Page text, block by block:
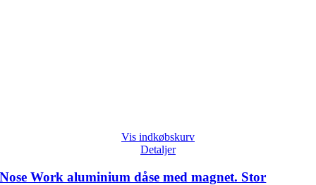
Vis indkøbskurv
Detaljer
Nose Work aluminium dåse med magnet. Stor